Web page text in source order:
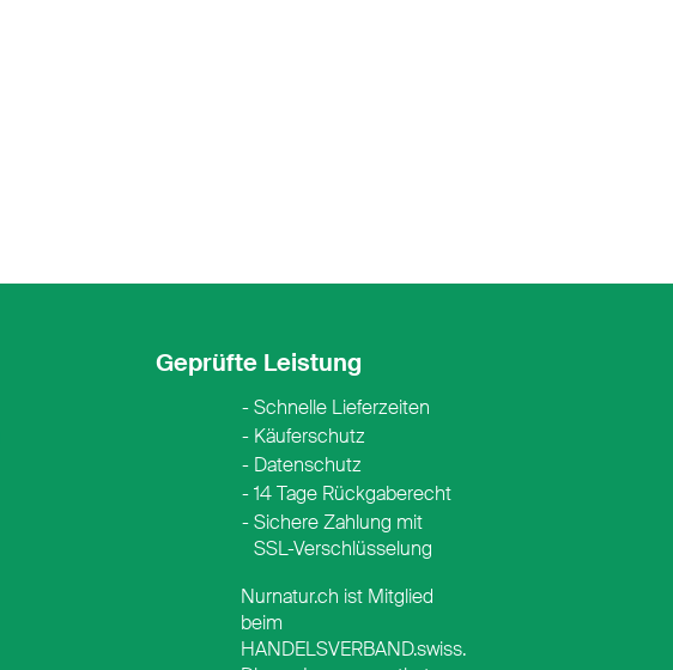
Geprüfte Leistung
Schnelle Lieferzeiten
Käuferschutz
Datenschutz
14 Tage Rückgaberecht
Sichere Zahlung mit
SSL-Verschlüsselung
Nurnatur.ch ist Mitglied
beim
HANDELSVERBAND.swiss.